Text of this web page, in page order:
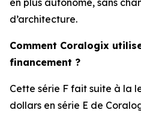
d’architecture.
Comment Coralogix
financement ?
Cette série F fait suite à la
dollars en série E de